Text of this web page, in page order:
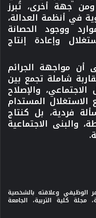
جهة أخرى، تُبرز
في أنظمة العدالة،
ووجود الحصانة
وإعادة إنتاج
أن مواجهة الجرائم
شاملة تجمع بين
والإصلاح
الاستغلال المستدام
فردية، بل كنتاج
والبنى الاجتماعية
الوظيفي وعلاقته بالشخصية
كلية التربية، الجامعة